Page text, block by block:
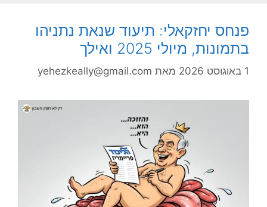
פנחס יחזקאלי: תיעוד שנאת נתניהו
בתמונות, מיולי 2025 ואילך
1 באוגוסט 2026 מאת yehezkeally@gmail.com